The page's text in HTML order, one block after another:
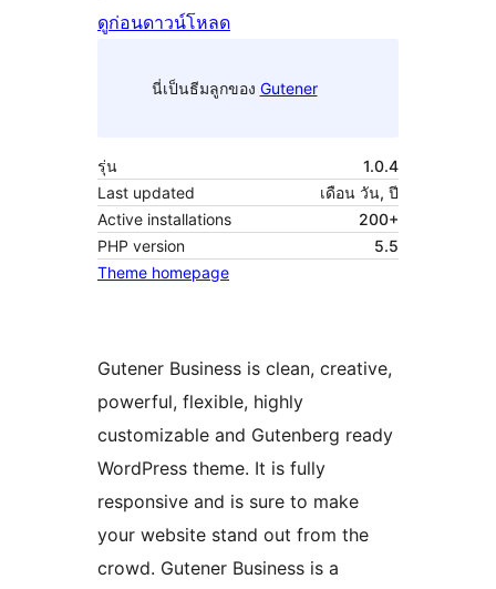
ดูก่อนดาวน์โหลด
นี่เป็นธีมลูกของ Gutener
รุ่น
1.0.4
Last updated
เดือน วัน, ปี
Active installations
200+
PHP version
5.5
Theme homepage
Gutener Business is clean, creative,
powerful, flexible, highly
customizable and Gutenberg ready
WordPress theme. It is fully
responsive and is sure to make
your website stand out from the
crowd. Gutener Business is a